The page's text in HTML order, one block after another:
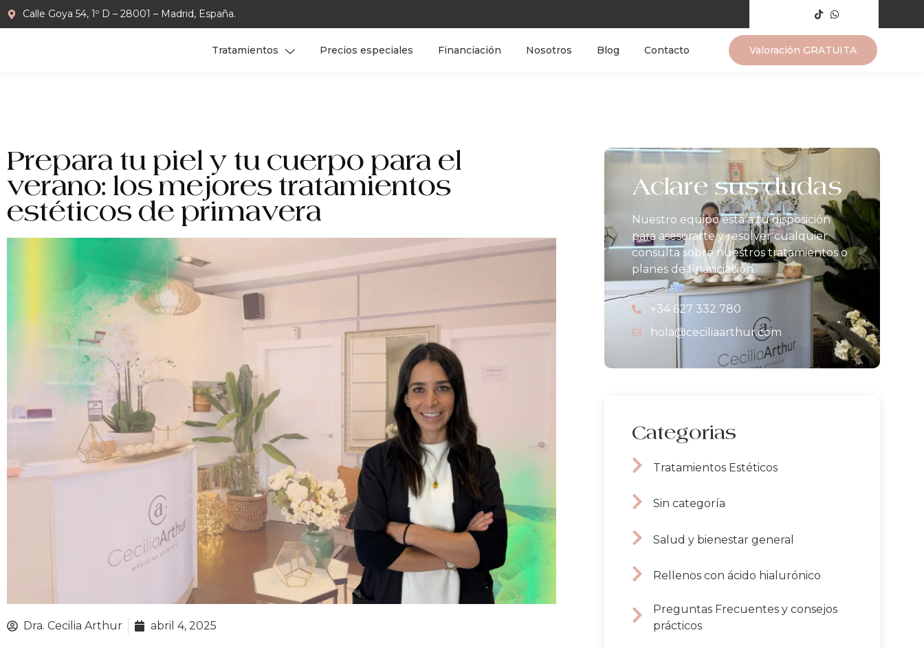
Calle Goya 54, 1º D – 28001 – Madrid, España.
Tratamientos Precios especiales Financiación Nosotros Blog Contacto Valoración GRATUITA
Prepara tu piel y tu cuerpo para el
verano: los mejores tratamientos
estéticos de primavera
Dra. Cecilia Arthur abril 4, 2025
Aclare sus dudas
Nuestro equipo está a tu disposición
para asesorarte y resolver cualquier
consulta sobre nuestros tratamientos o
planes de financiación.
+34 627 332 780
hola@ceciliaarthur.com
Categorias
Tratamientos Estéticos
Sin categoría
Salud y bienestar general
Rellenos con ácido hialurónico
Preguntas Frecuentes y consejos
prácticos